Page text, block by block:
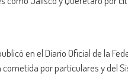
en el Diario Oficial de la
por particulares y del